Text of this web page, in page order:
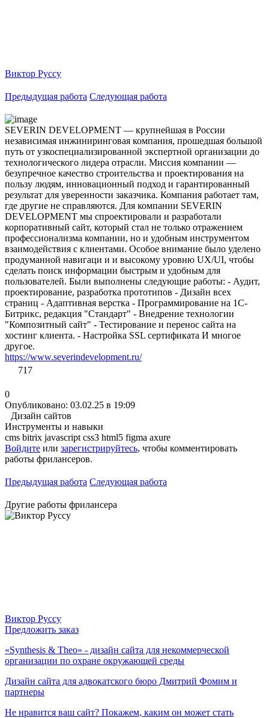
Виктор Руссу
Предыдущая работа Следующая работа
SEVERIN DEVELOPMENT — крупнейшая в России
независимая инжиниринговая компания, прошедшая большой
путь от узкоспециализированной экспертной организации до
технологического лидера отрасли. Миссия компании —
безупречное качество строительства и проектирования на
пользу людям, инновационный подход и гарантированный
результат для уверенности заказчика. Компания работает там,
где другие не справляются. Для компании SEVERIN
DEVELOPMENT мы спроектировали и разработали
корпоративный сайт, который стал не только отражением
профессионализма компании, но и удобным инструментом
взаимодействия с клиентами. Особое внимание было уделено
продуманной навигаци и и высокому уровню UX/UI, чтобы
сделать поиск информации быстрым и удобным для
пользователей. Были выполнены следующие работы: - Аудит,
проектирование, разработка прототипов - Дизайн всех
страниц - Адаптивная верстка - Программирование на 1С-
Битрикс, редакция "Стандарт" - Внедрение технологии
"Композитный сайт" - Тестирование и перенос сайта на
хостинг клиента. - Настройка SSL сертификата И многое
другое.
https://www.severindevelopment.ru/
717
0
Опубликовано: 03.02.25 в 19:09
Дизайн сайтов
Инструменты и навыки
cms bitrix javascript css3 html5 figma axure
Войдите или зарегистрируйтесь, чтобы комментировать
работы фрилансеров.
Предыдущая работа Следующая работа
Другие работы фрилансера
Виктор Руссу
Предложить заказ
«Synthesis & Theo» - дизайн сайта для некоммерческой
организации по охране окружающей среды
Дизайн сайта для адвокатского бюро Дмитрий Фомим и
партнеры
Не нравится ваш сайт? Покажем, каким он может стать